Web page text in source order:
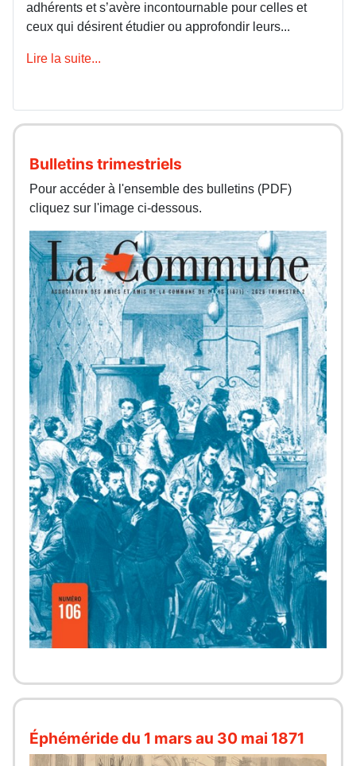
adhérents et s’avère incontournable pour celles et
ceux qui désirent étudier ou approfondir leurs...
Lire la suite...
Bulletins trimestriels
Pour accéder à l'ensemble des bulletins (PDF)
cliquez sur l'image ci-dessous.
Éphéméride du 1 mars au 30 mai 1871